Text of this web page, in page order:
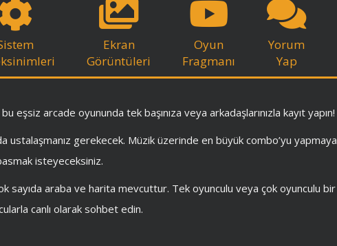
Ekran
Görüntüleri
Oyun
Fragmanı
Yorum
Yap
eşsiz arcade oyununda tek başınıza veya arkadaşlarınızla kayıt yapın!
ustalaşmanız gerekecek. Müzik üzerinde en büyük combo’yu yapmaya
isteyeceksiniz.
sayıda araba ve harita mevcuttur. Tek oyunculu veya çok oyunculu bir
canlı olarak sohbet edin.